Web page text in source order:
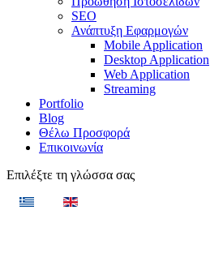
SEO
Ανάπτυξη Εφαρμογών
Mobile Application
Desktop Application
Web Application
Streaming
Portfolio
Blog
Θέλω Προσφορά
Επικοινωνία
Επιλέξτε τη γλώσσα σας